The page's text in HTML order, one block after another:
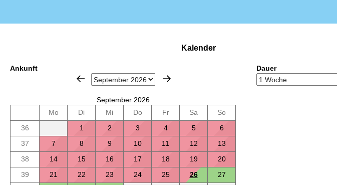
Kalender
Ankunft
September 2026
Mo
Di Mi Do Fr Sa
So
36
1 2 3 4 5
6
37
7 8 9 10 11 12
13
38
14 15 16 17 18 19
20
39
21 22 23 24 25 26
27
Dauer